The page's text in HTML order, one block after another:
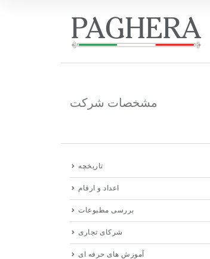
مشخصات شرکت
تاریخچه
اعداد و ارقام
بررسی مطبوعات
شرکای تجاری
آموزش های حرفه ای